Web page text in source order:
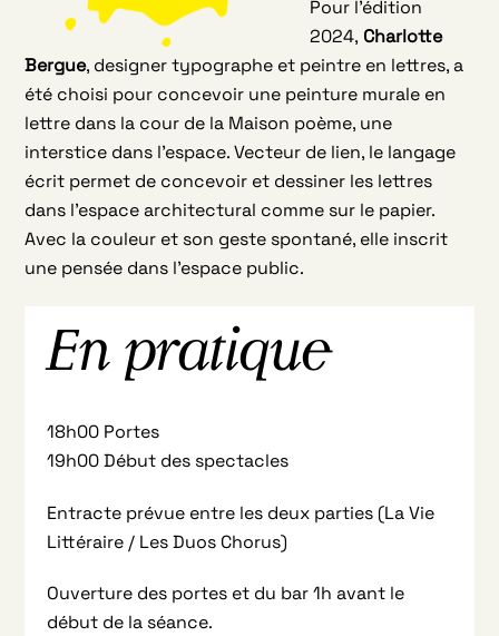
Pour l’édition
2024, Charlotte
Bergue, designer typographe et peintre en lettres, a
été choisi pour concevoir une peinture murale en
lettre dans la cour de la Maison poème, une
interstice dans l’espace. Vecteur de lien, le langage
écrit permet de concevoir et dessiner les lettres
dans l’espace architectural comme sur le papier.
Avec la couleur et son geste spontané, elle inscrit
une pensée dans l’espace public.
En pratique
18h00 Portes
19h00 Début des spectacles
Entracte prévue entre les deux parties (La Vie
Littéraire / Les Duos Chorus)
Ouverture des portes et du bar 1h avant le
début de la séance.